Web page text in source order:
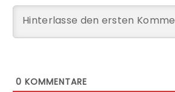
0 KOMMENTARE